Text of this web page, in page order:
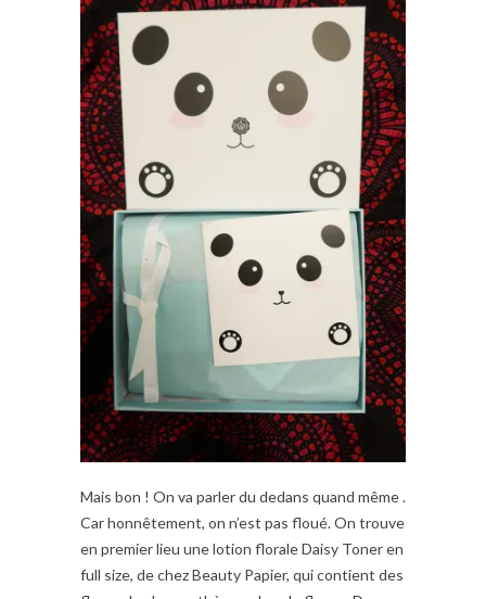
Mais bon ! On va parler du dedans quand même .
Car honnêtement, on n’est pas floué. On trouve
en premier lieu une lotion florale Daisy Toner en
full size, de chez Beauty Papier, qui contient des